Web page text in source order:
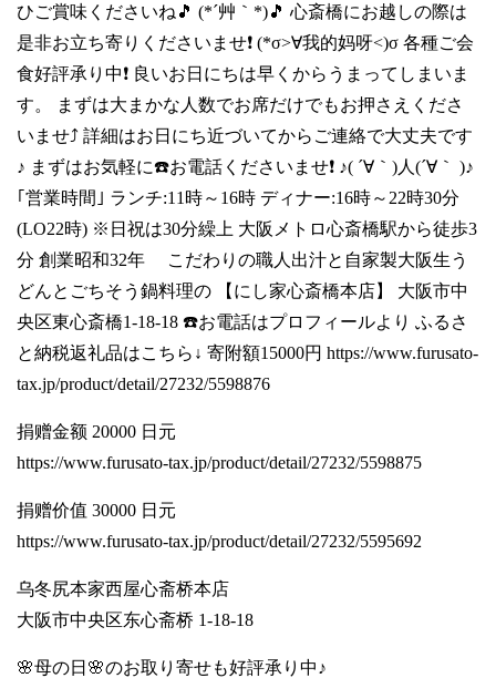
ひご賞味くださいね🎵 (*´艸｀*)🎵 心斎橋にお越しの際は
是非お立ち寄りくださいませ❗ (*σ>∀我的妈呀<)σ 各種ご会
食好評承り中❗ 良いお日にちは早くからうまってしまいま
す。 まずは大まかな人数でお席だけでもお押さえくださ
いませ⤴️ 詳細はお日にち近づいてからご連絡で大丈夫です
♪ まずはお気軽に☎️お電話くださいませ❗ ♪( ´∀｀)人(´∀｀ )♪
｢営業時間｣ ランチ:11時～16時 ディナー:16時～22時30分
(LO22時) ※日祝は30分繰上 大阪メトロ心斎橋駅から徒歩3
分 創業昭和32年 こだわりの職人出汁と自家製大阪生う
どんとごちそう鍋料理の 【にし家心斎橋本店】 大阪市中
央区東心斎橋1-18-18 ☎️お電話はプロフィールより ふるさ
と納税返礼品はこちら↓ 寄附額15000円 https://www.furusato-
tax.jp/product/detail/27232/5598876
捐赠金额 20000 日元
https://www.furusato-tax.jp/product/detail/27232/5598875
捐赠价值 30000 日元
https://www.furusato-tax.jp/product/detail/27232/5595692
乌冬尻本家西屋心斋桥本店
大阪市中央区东心斋桥 1-18-18
🌸母の日🌸のお取り寄せも好評承り中♪